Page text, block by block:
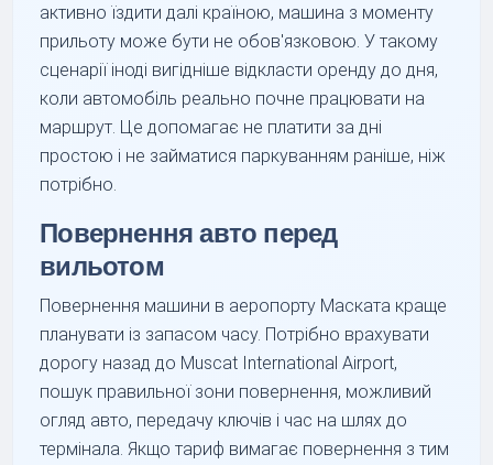
активно їздити далі країною, машина з моменту
прильоту може бути не обов'язковою. У такому
сценарії іноді вигідніше відкласти оренду до дня,
коли автомобіль реально почне працювати на
маршрут. Це допомагає не платити за дні
простою і не займатися паркуванням раніше, ніж
потрібно.
Повернення авто перед
вильотом
Повернення машини в аеропорту Маската краще
планувати із запасом часу. Потрібно врахувати
дорогу назад до Muscat International Airport,
пошук правильної зони повернення, можливий
огляд авто, передачу ключів і час на шлях до
термінала. Якщо тариф вимагає повернення з тим